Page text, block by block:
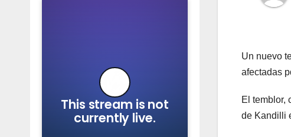
Un nuevo
afectadas
El temblor,
de Kandilli